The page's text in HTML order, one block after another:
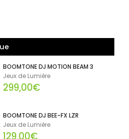
BOOMTONE DJ MOTION BEAM 3
Jeux de Lumière
299,00€
BOOMTONE DJ BEE-FX LZR
Jeux de Lumière